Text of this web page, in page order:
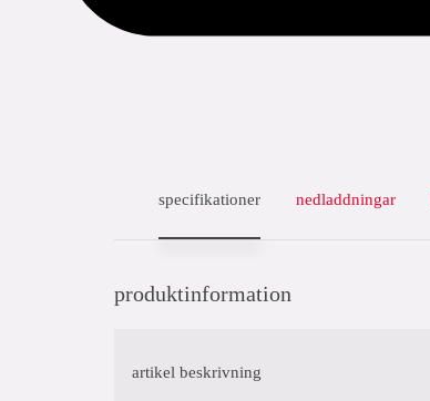
specifikationer nedladdningar
produktinformation
artikel beskrivning